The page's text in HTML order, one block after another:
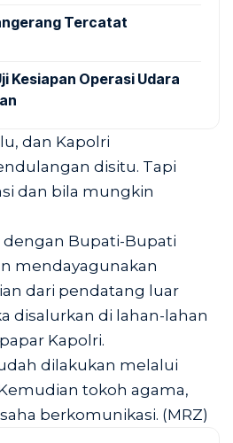
Tercatat
Kesiapan Operasi Udara
dan Kapolri
disitu. Tapi
dan bila mungkin
dengan Bupati-Bupati
mendayagunakan
dari pendatang luar
disalurkan di lahan-lahan
Kapolri.
dilakukan melalui
tokoh agama,
berkomunikasi. (MRZ)